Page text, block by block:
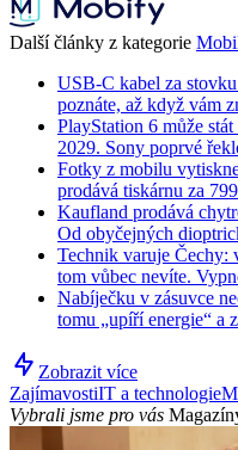
Další články z kategorie
USB-C kabel za
poznáte, až když vám
PlayStation 6 může
2029. Sony poprvé
Fotky z mobilu
prodává tiskárnu za
Kaufland prodává
Od obyčejných
Technik varuje Čechy:
tom vůbec nevíte.
Nabíječku v zásuvce
tomu „upíří energie“ a
Zobrazit více
ZajímavostiIT a technologie
Vybrali jsme pro vás